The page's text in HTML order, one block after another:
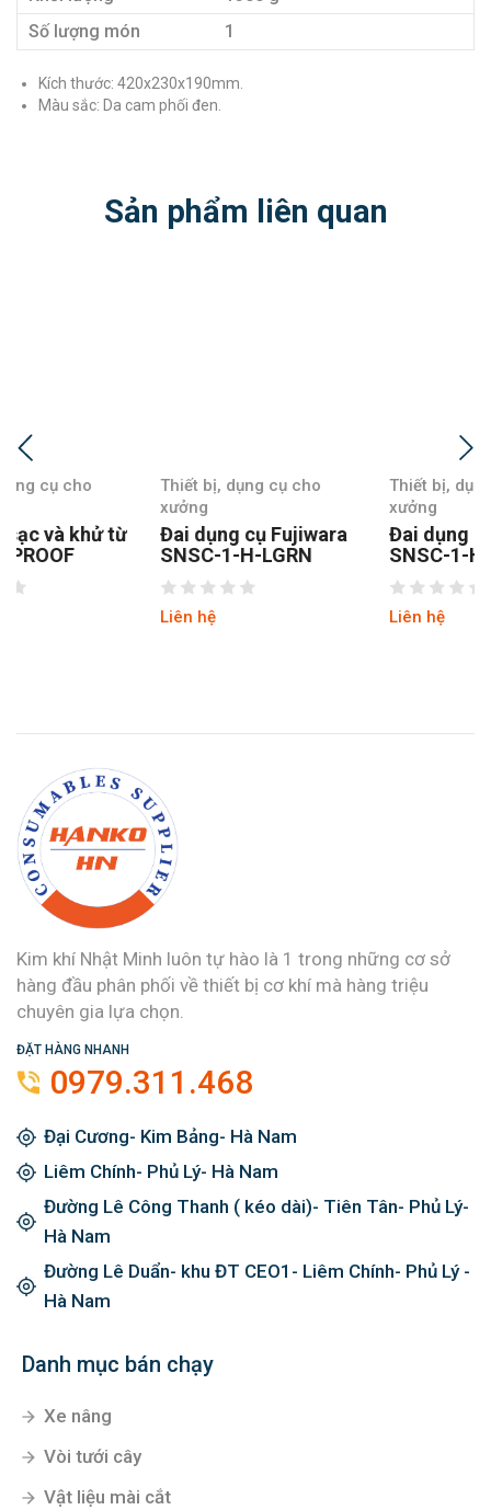
Số lượng món
1
Kích thước: 420x230x190mm.
Màu sắc: Da cam phối đen.
Sản phẩm liên quan
Thiết bị, dụng cụ cho
Đai dụng cụ Fujiwara
SNSC-1-H-LGRN
Thiết bị, dụng cụ cho
Đai dụng cụ Fujiwara
SNSC-1-H-LOR
Kim khí Nhật Minh luôn tự hào là 1 trong những cơ sở
hàng đầu phân phối về thiết bị cơ khí mà hàng triệu
chuyên gia lựa chọn.
ĐẶT HÀNG NHANH
0979.311.468
Đại Cương- Kim Bảng- Hà Nam
Liêm Chính- Phủ Lý- Hà Nam
Đường Lê Công Thanh ( kéo dài)- Tiên Tân- Phủ Lý-
Hà Nam
Đường Lê Duẩn- khu ĐT CEO1- Liêm Chính- Phủ Lý -
Hà Nam
Danh mục bán chạy
Xe nâng
Vòi tưới cây
Vật liệu mài cắt